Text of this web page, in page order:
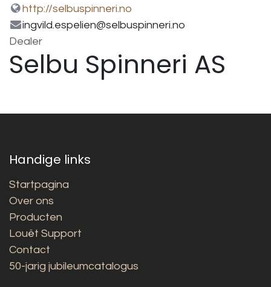
http://selbuspinneri.no
ingvild.espelien@selbuspinneri.no
Dealer
Selbu Spinneri AS
Handige links
Startpagina
Over ons
Producten
Louët Support
Contact
50-jarig jubileumcatalogus